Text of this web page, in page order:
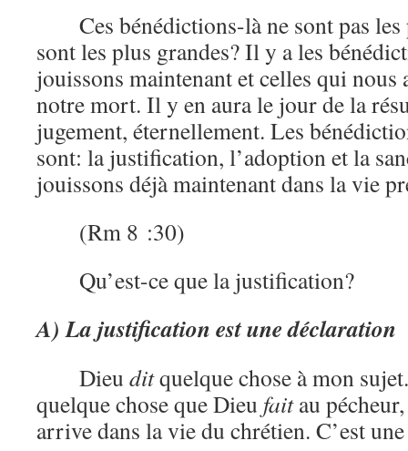
Ces bénédictions-là ne sont pas
sont les plus grandes? Il y a les
jouissons maintenant et celles qui nous
notre mort. Il y en aura le jour de la
jugement, éternellement. Les
sont: la justification, l’adoption et la
jouissons déjà maintenant dans la vie
(Rm 8 :30)
Qu’est-ce que la justification?
A) La justification est une déclaration
Dieuditquelque chose à mon
quelque chose que Dieu faitau
arrive dans la vie du chrétien. C’est